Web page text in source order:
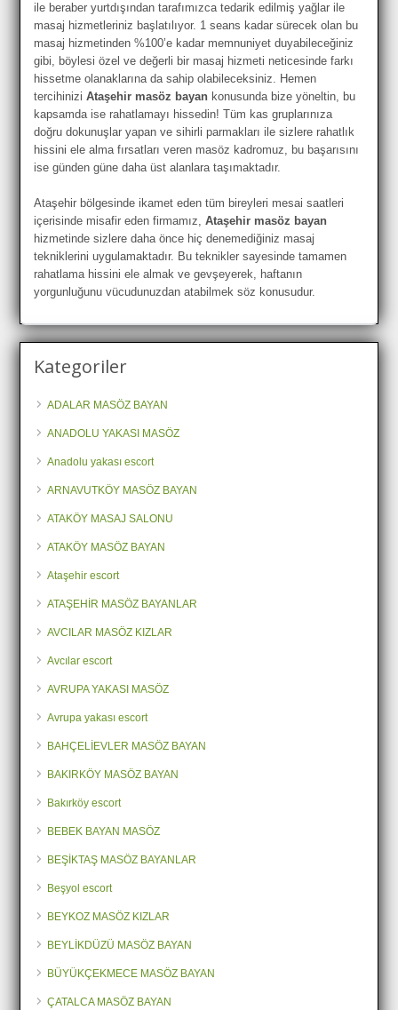
ile beraber yurtdışından tarafımızca tedarik edilmiş yağlar ile
masaj hizmetleriniz başlatılıyor. 1 seans kadar sürecek olan bu
masaj hizmetinden %100’e kadar memnuniyet duyabileceğiniz
gibi, böylesi özel ve değerli bir masaj hizmeti neticesinde farkı
hissetme olanaklarına da sahip olabileceksiniz. Hemen
tercihiniziAtaşehir masöz bayan konusunda bize yöneltin, bu
kapsamda ise rahatlamayı hissedin! Tüm kas gruplarınıza
doğru dokunuşlar yapan ve sihirli parmakları ile sizlere rahatlık
hissini ele alma fırsatları veren masöz kadromuz, bu başarısını
ise günden güne daha üst alanlara taşımaktadır.
Ataşehir bölgesinde ikamet eden tüm bireyleri mesai saatleri
içerisinde misafir eden firmamız,Ataşehir masöz bayan
hizmetinde sizlere daha önce hiç denemediğiniz masaj
tekniklerini uygulamaktadır. Bu teknikler sayesinde tamamen
rahatlama hissini ele almak ve gevşeyerek, haftanın
yorgunluğunu vücudunuzdan atabilmek söz konusudur.
Kategoriler
ADALAR MASÖZ BAYAN
ANADOLU YAKASI MASÖZ
Anadolu yakası escort
ARNAVUTKÖY MASÖZ BAYAN
ATAKÖY MASAJ SALONU
ATAKÖY MASÖZ BAYAN
Ataşehir escort
ATAŞEHİR MASÖZ BAYANLAR
AVCILAR MASÖZ KIZLAR
Avcılar escort
AVRUPA YAKASI MASÖZ
Avrupa yakası escort
BAHÇELİEVLER MASÖZ BAYAN
BAKIRKÖY MASÖZ BAYAN
Bakırköy escort
BEBEK BAYAN MASÖZ
BEŞİKTAŞ MASÖZ BAYANLAR
Beşyol escort
BEYKOZ MASÖZ KIZLAR
BEYLİKDÜZÜ MASÖZ BAYAN
BÜYÜKÇEKMECE MASÖZ BAYAN
ÇATALCA MASÖZ BAYAN